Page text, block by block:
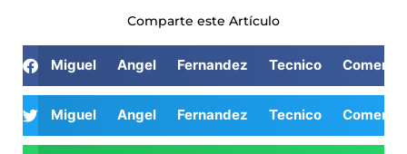
Comparte este Artículo
Miguel Angel Fernandez Tecnico
Miguel Angel Fernandez Tecnico